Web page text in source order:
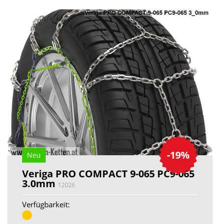
-19%
Neu
Veriga PRO COMPACT 9-065 PC9-065
3.0mm 12026
Verfügbarkeit: